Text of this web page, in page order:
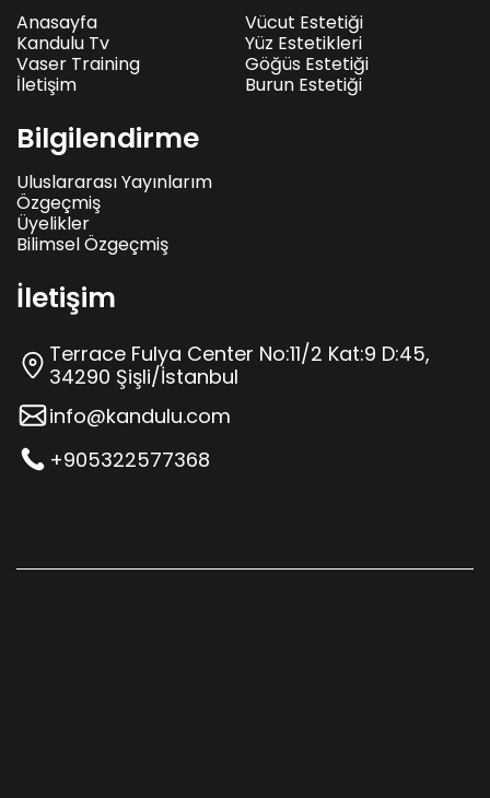
Anasayfa
Kandulu Tv
Vaser Training
İletişim
Vücut Estetiği
Yüz Estetikleri
Göğüs Estetiği
Burun Estetiği
Bilgilendirme
Uluslararası Yayınlarım
Özgeçmiş
Üyelikler
Bilimsel Özgeçmiş
İletişim
Terrace Fulya Center No:11/2 Kat:9 D:45,
34290 Şişli/İstanbul
info@kandulu.com
+905322577368